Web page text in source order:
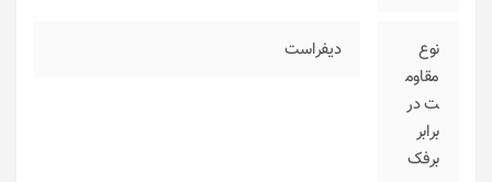
نوع
مقاوم
ت در
برابر
برفک
دیفراست